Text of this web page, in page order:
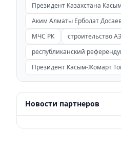
Президент Казахстана
Аким Алматы Ерболат
МЧС РК
строительство
республиканский
Президент Касым-Жомарт
Новости партнеров